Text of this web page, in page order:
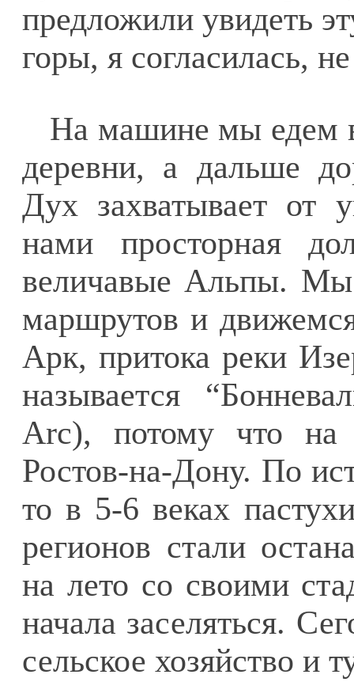
предложили увидеть
горы, я согласилась,
На машине мы едем
деревни, а дальше
Дух захватывает от
нами просторная
величавые Альпы.
маршрутов и
Арк, притока реки
называется
Arc), потому что на
Ростов-на-Дону. По
то в 5-6 веках
регионов стали
на лето со своими
начала заселяться.
сельское хозяйство и